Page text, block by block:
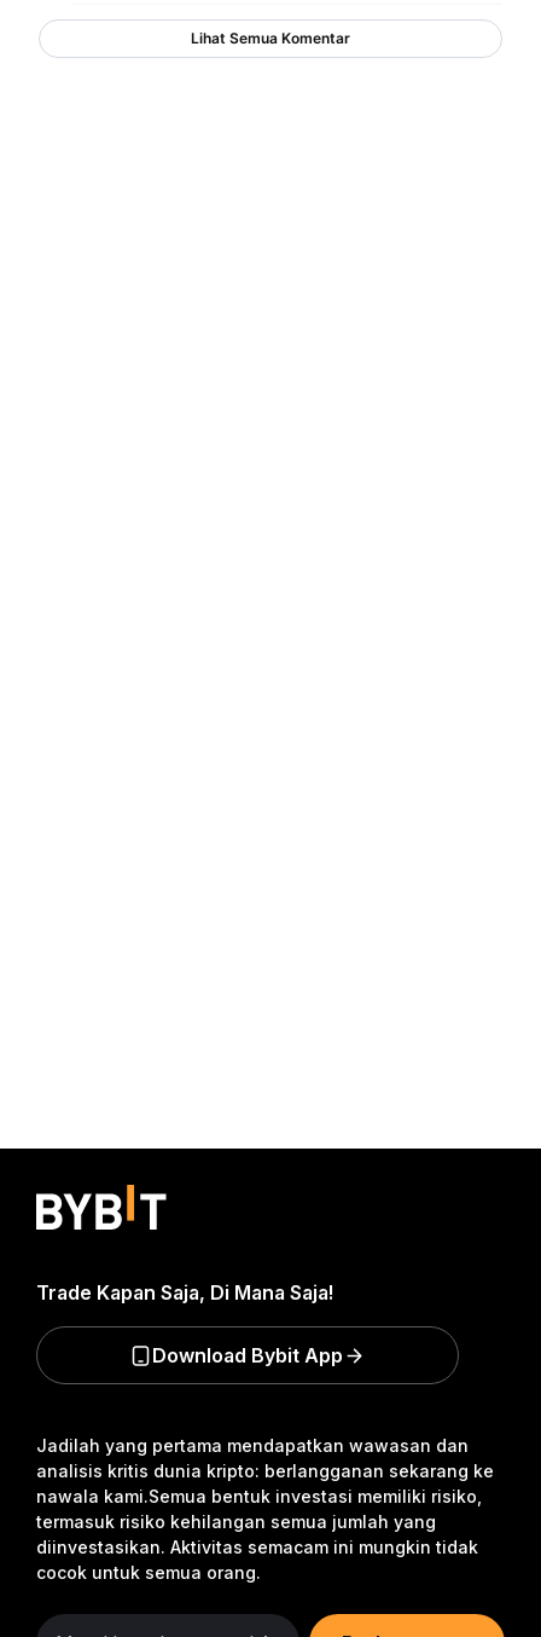
Lihat Semua Komentar
Jadilah yang pertama mendapatkan wawasan dan
analisis kritis dunia kripto: berlangganan sekarang ke
nawala kami.Semua bentuk investasi memiliki risiko,
termasuk risiko kehilangan semua jumlah yang
diinvestasikan. Aktivitas semacam ini mungkin tidak
cocok untuk semua orang.
Trade Kapan Saja, Di Mana Saja!
Download Bybit App